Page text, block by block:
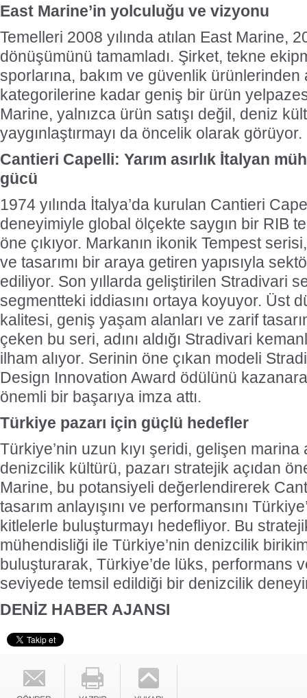
East Marine’in yolculuğu ve vizyonu
Temelleri 2008 yılında atılan East Marine,
dönüşümünü tamamladı. Şirket, tekne
sporlarına, bakım ve güvenlik
kategorilerine kadar geniş bir ürün
Marine, yalnızca ürün satışı değil, deniz
yaygınlaştırmayı da öncelik olarak görüyor.
Cantieri Capelli: Yarım asırlık İtalyan
gücü
1974 yılında İtalya’da kurulan Cantieri
deneyimiyle global ölçekte saygın bir RIB
öne çıkıyor. Markanın ikonik Tempest
ve tasarımı bir araya getiren yapısıyla
ediliyor. Son yıllarda geliştirilen Stradivari
segmentteki iddiasını ortaya koyuyor. Üst
kalitesi, geniş yaşam alanları ve zarif
çeken bu seri, adını aldığı Stradivari
ilham alıyor. Serinin öne çıkan modeli
Design Innovation Award ödülünü
önemli bir başarıya imza attı.
Türkiye pazarı için güçlü hedefler
Türkiye’nin uzun kıyı şeridi, gelişen marina
denizcilik kültürü, pazarı stratejik açıdan
Marine, bu potansiyeli değerlendirerek
tasarım anlayışını ve performansını
kitlelerle buluşturmayı hedefliyor. Bu
mühendisliği ile Türkiye’nin denizcilik
buluşturarak, Türkiye’de lüks, performans
seviyede temsil edildiği bir denizcilik
DENİZ HABER AJANSI